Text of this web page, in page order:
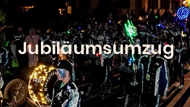
Jubiläumsumzug